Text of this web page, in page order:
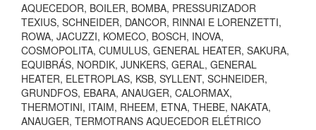
AQUECEDOR, BOILER, BOMBA, PRESSURIZADOR
TEXIUS, SCHNEIDER, DANCOR, RINNAI E LORENZETTI,
ROWA, JACUZZI, KOMECO, BOSCH, INOVA,
COSMOPOLITA, CUMULUS, GENERAL HEATER, SAKURA,
EQUIBRÁS, NORDIK, JUNKERS, GERAL, GENERAL
HEATER, ELETROPLAS, KSB, SYLLENT, SCHNEIDER,
GRUNDFOS, EBARA, ANAUGER, CALORMAX,
THERMOTINI, ITAIM, RHEEM, ETNA, THEBE, NAKATA,
ANAUGER, TERMOTRANS AQUECEDOR ELÉTRICO